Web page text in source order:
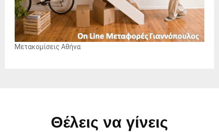
Μετακομίσεις Αθήνα
Θέλεις να γίνεις